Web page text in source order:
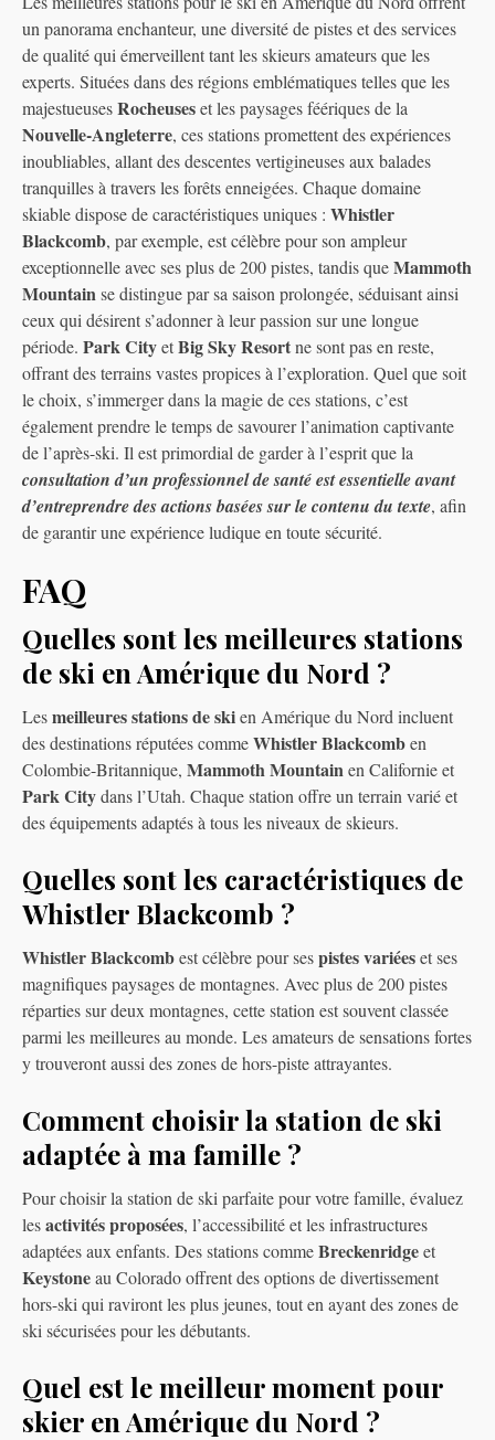
un panorama enchanteur, une diversité de pistes et des services
de qualité qui émerveillent tant les skieurs amateurs que les
experts. Situées dans des régions emblématiques telles que les
majestueusesRocheuseset les paysages féériques de la
Nouvelle-Angleterre, ces stations promettent des expériences
inoubliables, allant des descentes vertigineuses aux balades
tranquilles à travers les forêts enneigées. Chaque domaine
skiable dispose de caractéristiques uniques : Whistler
Blackcomb, par exemple, est célèbre pour son ampleur
exceptionnelle avec ses plus de 200 pistes, tandis queMammoth
Mountain se distingue par sa saison prolongée, séduisant ainsi
ceux qui désirent s’adonner à leur passion sur une longue
période. Park CityetBig Sky Resortne sont pas en reste,
offrant des terrains vastes propices à l’exploration. Quel que soit
le choix, s’immerger dans la magie de ces stations, c’est
également prendre le temps de savourer l’animation captivante
de l’après-ski. Il est primordial de garder à l’esprit que la
consultation d’un professionnel de santé est essentielle avant
d’entreprendre des actions basées sur le contenu du texte, afin
de garantir une expérience ludique en toute sécurité.
FAQ
Quelles sont les meilleures stations
de ski en Amérique du Nord ?
Lesmeilleures stations de skien Amérique du Nord incluent
des destinations réputées commeWhistler Blackcomben
Colombie-Britannique, Mammoth Mountain en Californie et
Park Citydans l’Utah. Chaque station offre un terrain varié et
des équipements adaptés à tous les niveaux de skieurs.
Quelles sont les caractéristiques de
Whistler Blackcomb ?
Whistler Blackcombest célèbre pour sespistes variéeset ses
magnifiques paysages de montagnes. Avec plus de 200 pistes
réparties sur deux montagnes, cette station est souvent classée
parmi les meilleures au monde. Les amateurs de sensations fortes
y trouveront aussi des zones de hors-piste attrayantes.
Comment choisir la station de ski
adaptée à ma famille ?
Pour choisir la station de ski parfaite pour votre famille, évaluez
lesactivités proposées, l’accessibilité et les infrastructures
adaptées aux enfants. Des stations commeBreckenridgeet
Keystoneau Colorado offrent des options de divertissement
hors-ski qui raviront les plus jeunes, tout en ayant des zones de
ski sécurisées pour les débutants.
Quel est le meilleur moment pour
skier en Amérique du Nord ?